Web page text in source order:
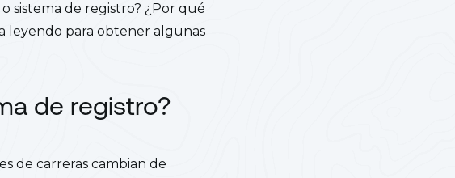
sistema de registro? ¿Por qué
leyendo para obtener algunas
de registro?
de carreras cambian de